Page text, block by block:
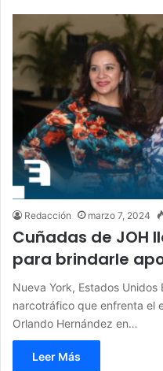
Redacción marzo 7, 2024
Cuñadas de JOH
para brindarle
Nueva York, Estados
narcotráfico que enfrenta el
Orlando Hernández en…
Leer Más